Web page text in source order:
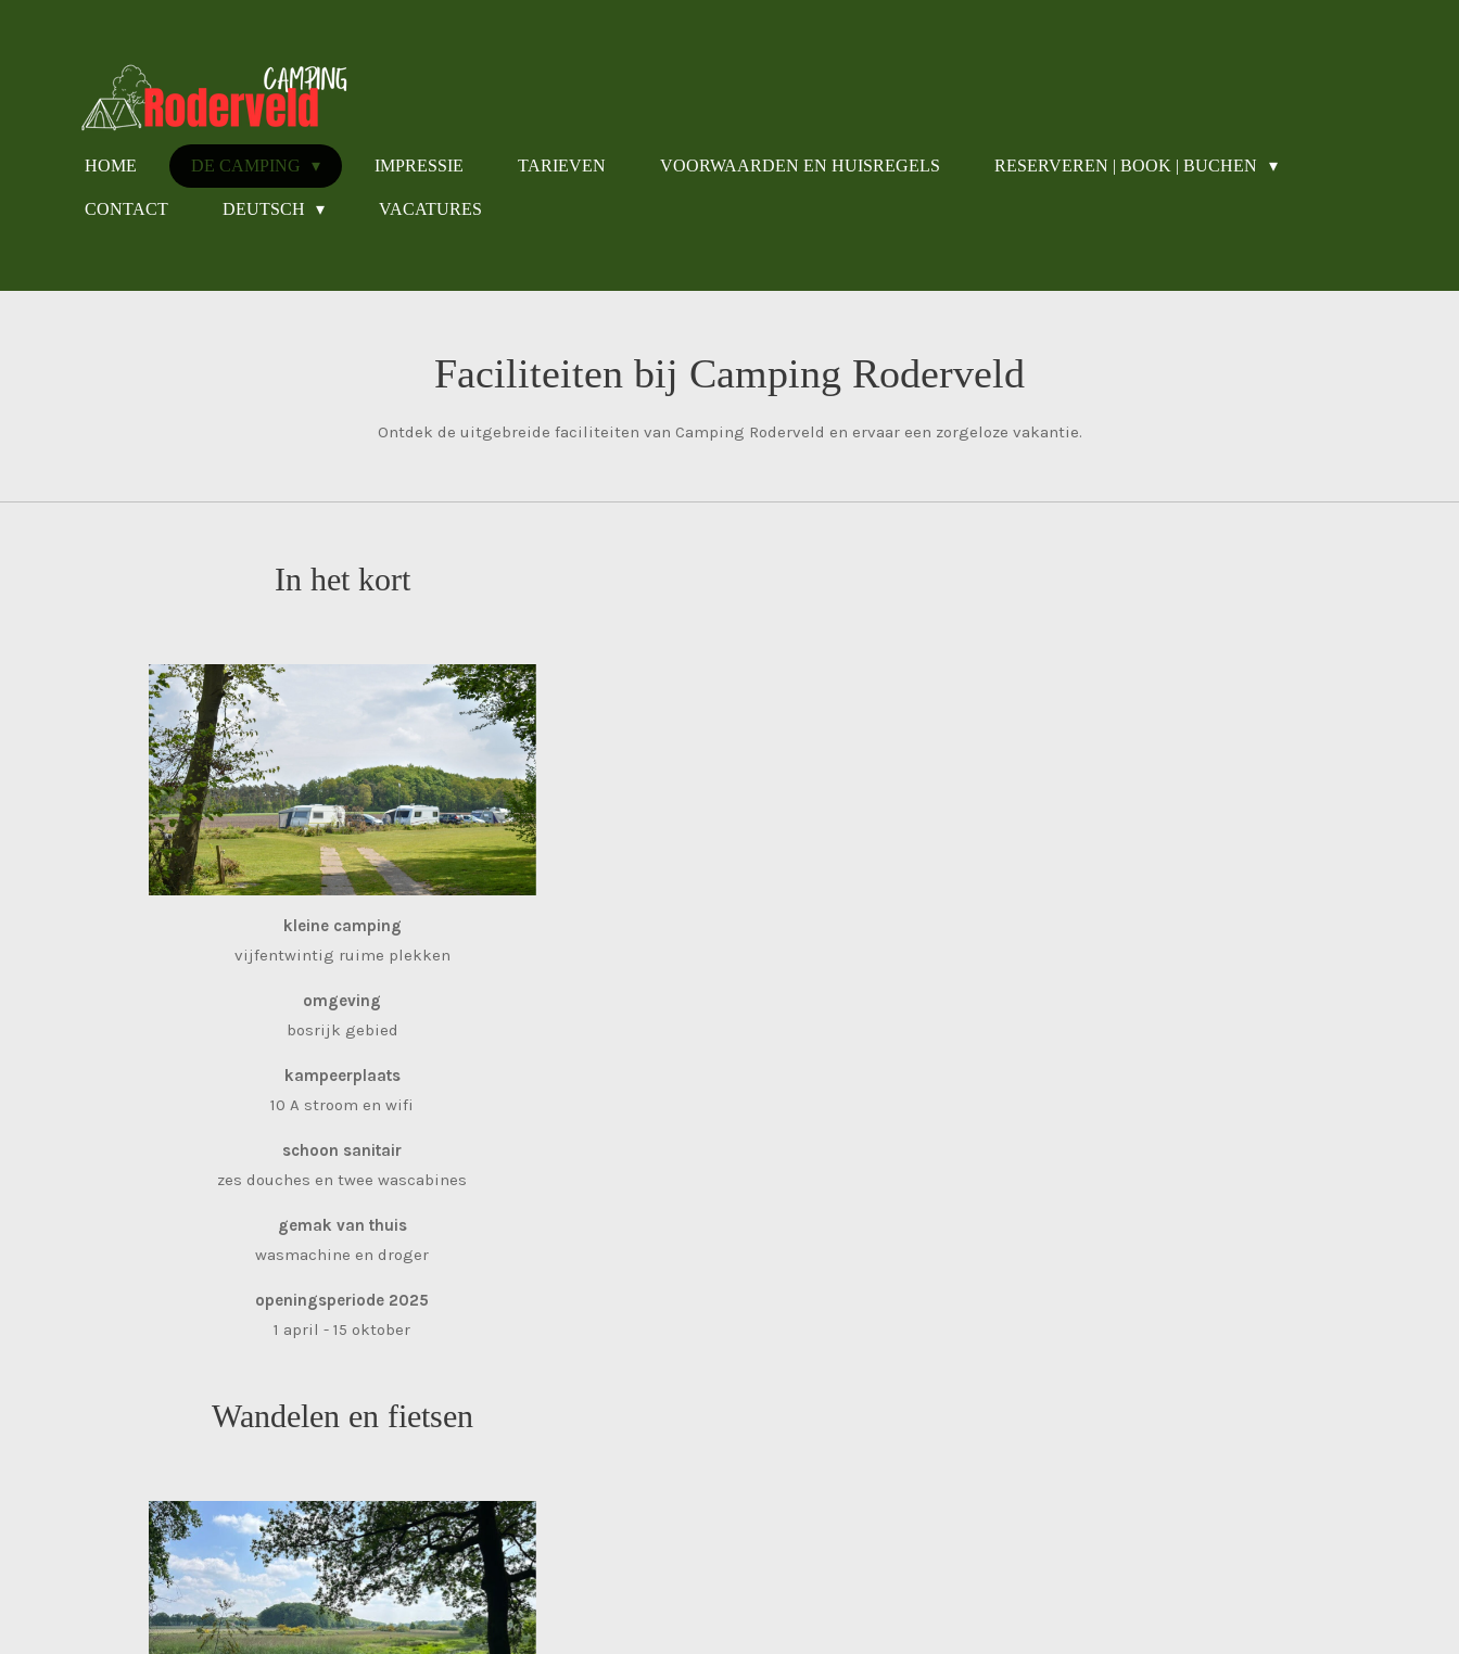
HOME
DE CAMPING IMPRESSIE TARIEVEN VOORWAARDEN EN HUISREGELS RESERVEREN | BOOK | BUCHEN
CONTACT DEUTSCH VACATURES
Faciliteiten bij Camping Roderveld
Ontdek de uitgebreide faciliteiten van Camping Roderveld en ervaar een zorgeloze vakantie.
In het kort
kleine camping
vijfentwintig ruime plekken
omgeving
bosrijk gebied
kampeerplaats
10 A stroom en wifi
schoon sanitair
zes douches en twee wascabines
gemak van thuis
wasmachine en droger
openingsperiode 2025
1 april - 15 oktober
Wandelen en fietsen